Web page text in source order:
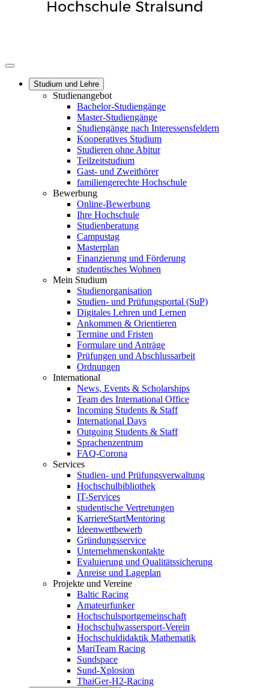
Studium und Lehre
Studienangebot
Bachelor-Studiengänge
Master-Studiengänge
Studiengänge nach Interessensfeldern
Kooperatives Studium
Studieren ohne Abitur
Teilzeitstudium
Gast- und Zweithörer
familiengerechte Hochschule
Bewerbung
Online-Bewerbung
Ihre Hochschule
Studienberatung
Campustag
Masterplan
Finanzierung und Förderung
studentisches Wohnen
Mein Studium
Studienorganisation
Studien- und Prüfungsportal (SuP)
Digitales Lehren und Lernen
Ankommen & Orientieren
Termine und Fristen
Formulare und Anträge
Prüfungen und Abschlussarbeit
Ordnungen
International
News, Events & Scholarships
Team des International Office
Incoming Students & Staff
International Days
Outgoing Students & Staff
Sprachenzentrum
FAQ-Corona
Services
Studien- und Prüfungsverwaltung
Hochschulbibliothek
IT-Services
studentische Vertretungen
KarriereStartMentoring
Ideenwettbewerb
Gründungsservice
Unternehmenskontakte
Evaluierung und Qualitätssicherung
Anreise und Lageplan
Projekte und Vereine
Baltic Racing
Amateurfunker
Hochschulsportgemeinschaft
Hochschulwassersport-Verein
Hochschuldidaktik Mathematik
MariTeam Racing
Sundspace
Sund-Xplosion
ThaiGer-H2-Racing